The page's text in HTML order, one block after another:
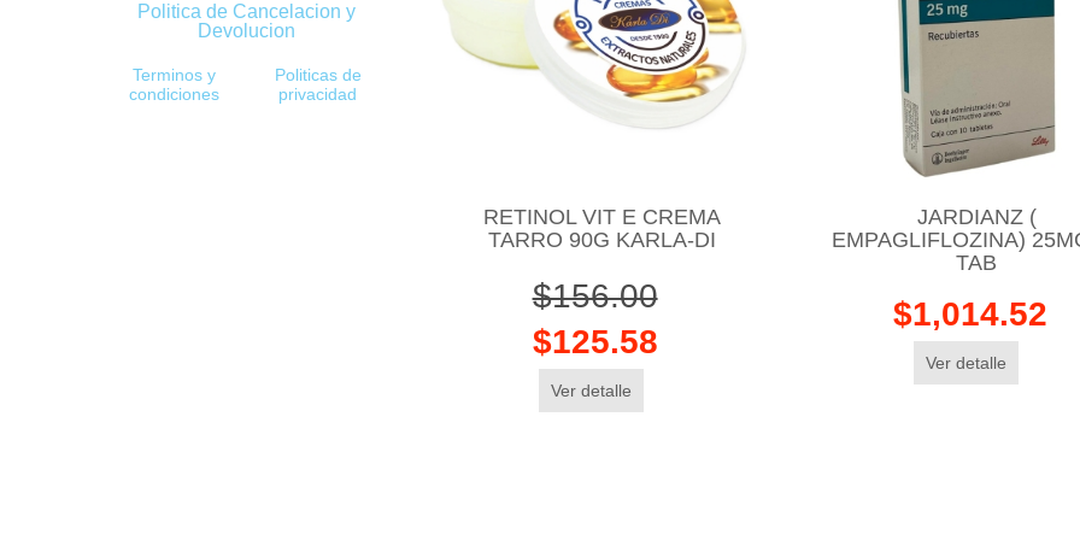
Politica de Cancelacion y
Devolucion
Terminos y
condiciones
Politicas de
privacidad
RETINOL VIT E CREMA
TARRO 90G KARLA-DI
$156.00
$125.58
Ver detalle
JARDIANZ (
EMPAGLIFLOZINA)
TAB
$1,014.52
Ver detalle